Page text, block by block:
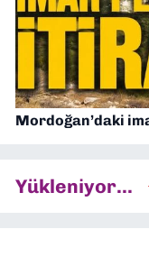
Mordoğan’daki
Yükleniyor...